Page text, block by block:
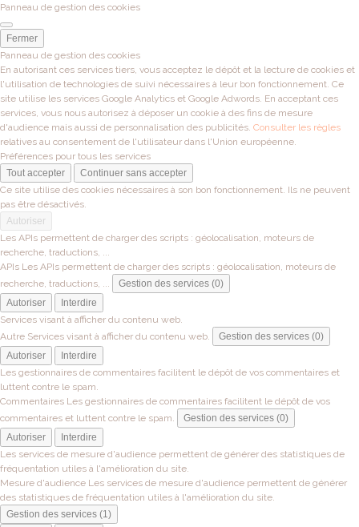
Panneau de gestion des cookies
Fermer
Panneau de gestion des cookies
En autorisant ces services tiers, vous acceptez le dépôt et la lecture de cookies et
l'utilisation de technologies de suivi nécessaires à leur bon fonctionnement. Ce
site utilise les services Google Analytics et Google Adwords. En acceptant ces
services, vous nous autorisez à déposer un cookie à des fins de mesure
d'audience mais aussi de personnalisation des publicités. Consulter les règles
relatives au consentement de l'utilisateur dans l'Union européenne.
Préférences pour tous les services
Tout accepter
Continuer sans accepter
Ce site utilise des cookies nécessaires à son bon fonctionnement. Ils ne peuvent
pas être désactivés.
Autoriser
Les APIs permettent de charger des scripts : géolocalisation, moteurs de
recherche, traductions, ...
APIs Les APIs permettent de charger des scripts : géolocalisation, moteurs de
recherche, traductions, ...
Gestion des services (0)
Autoriser
Interdire
Services visant à afficher du contenu web.
Autre Services visant à afficher du contenu web.
Gestion des services (0)
Autoriser
Interdire
Les gestionnaires de commentaires facilitent le dépôt de vos commentaires et
luttent contre le spam.
Commentaires Les gestionnaires de commentaires facilitent le dépôt de vos
commentaires et luttent contre le spam.
Gestion des services (0)
Autoriser
Interdire
Les services de mesure d'audience permettent de générer des statistiques de
fréquentation utiles à l'amélioration du site.
Mesure d'audience Les services de mesure d'audience permettent de générer
des statistiques de fréquentation utiles à l'amélioration du site.
Gestion des services (1)